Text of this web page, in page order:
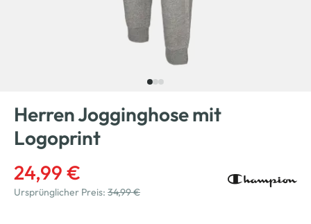
Herren Jogginghose mit
Logoprint
24,99 €
Ursprünglicher Preis: 34,99 €